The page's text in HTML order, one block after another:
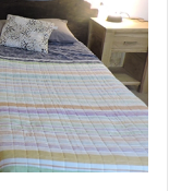
la cría de cabras
rural que data de
según la